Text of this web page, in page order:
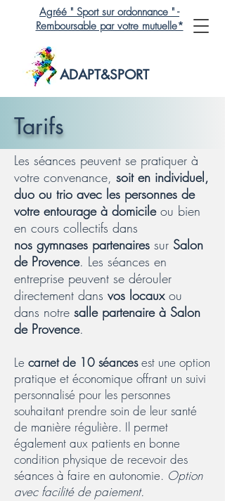
Agréé " Sport sur ordonnance " -
Remboursable par votre mutuelle*
ADAPT&SPORT
Tarifs
Les séances peuvent se pratiquer à
votre convenance, soit en individuel,
duo ou trio avec les personnes de
votre entourage à domicileou bien
en cours collectifs dans
nos gymnases partenaires sur Salon
de Provence. Les séances en
entreprise peuvent se dérouler
directement dans vos locauxou
dans notre salle partenaire à Salon
de Provence.
Le carnet de 10 séancesest une option
pratique et économique offrant un suivi
personnalisé pour les personnes
souhaitant prendre soin de leur santé
de manière régulière. Il permet
également aux patients en bonne
condition physique de recevoir des
séances à faire en autonomie. Option
avec facilité de paiement.